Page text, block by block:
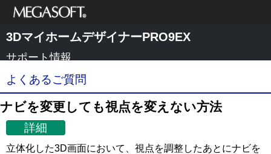
メガソフト株式
会社
3DマイホームデザイナーPRO9EX
サポート情報
よくあるご質問
ナビを変更しても視点を変えない方法
詳細
立体化した3D画面において、視点を調整したあとにナビを